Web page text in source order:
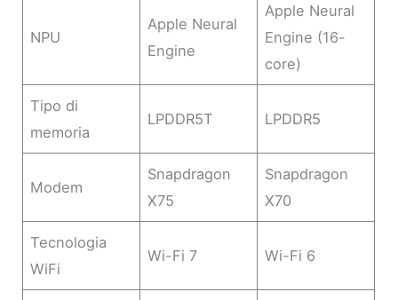
NPU
Apple Neural
Engine
Apple Neural
Engine (16-
core)
Tipo di
memoria
LPDDR5T LPDDR5
Modem
Snapdragon
X75
Snapdragon
X70
Tecnologia
WiFi
Wi-Fi 7 Wi-Fi 6